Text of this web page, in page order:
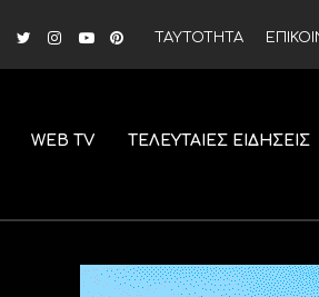
ΤΑΥΤΟΤΗΤΑ
WEB TV ΤΕΛΕΥΤΑΙΕΣ ΕΙΔΗΣΕΙΣ